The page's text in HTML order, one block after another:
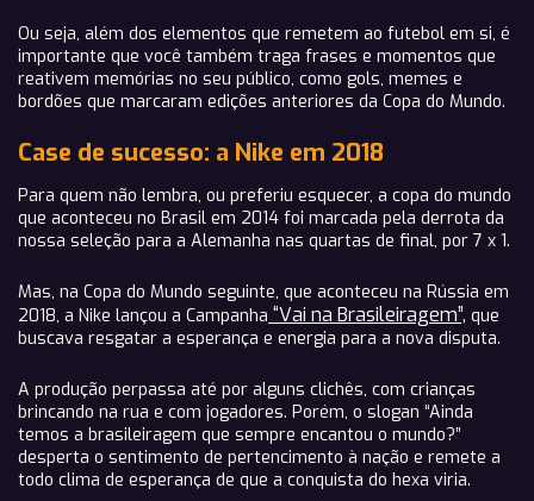
Ou seja, além dos elementos que remetem ao futebol em si, é
importante que você também traga frases e momentos que
reativem memórias no seu público, como gols, memes e
bordões que marcaram edições anteriores da Copa do Mundo.
Case de sucesso: a Nike em 2018
Para quem não lembra, ou preferiu esquecer, a copa do mundo
que aconteceu no Brasil em 2014 foi marcada pela derrota da
nossa seleção para a Alemanha nas quartas de final, por 7 x 1.
Mas, na Copa do Mundo seguinte, que aconteceu na Rússia em
2018, a Nike lançou a Campanha “Vai na Brasileiragem”, que
buscava resgatar a esperança e energia para a nova disputa.
A produção perpassa até por alguns clichês, com crianças
brincando na rua e com jogadores. Porém, o slogan “Ainda
temos a brasileiragem que sempre encantou o mundo?”
desperta o sentimento de pertencimento à nação e remete a
todo clima de esperança de que a conquista do hexa viria.